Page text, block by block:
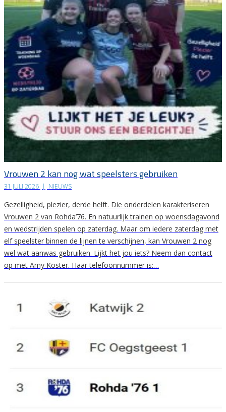
Vrouwen 2 kan nog wat speelsters gebruiken
31 JULI 2026 | NIEUWS
Gezelligheid, plezier, derde helft. Die onderdelen karakteriseren
Vrouwen 2 van Rohda’76. En natuurlijk trainen op woensdagavond
en wedstrijden spelen op zaterdag. Maar om iedere zaterdag met
elf speelster binnen de lijnen te verschijnen, kan Vrouwen 2 nog
wel wat aanwas gebruiken. Lijkt het jou iets? Neem dan contact
op met Amy Koster. Haar telefoonnummer is:…